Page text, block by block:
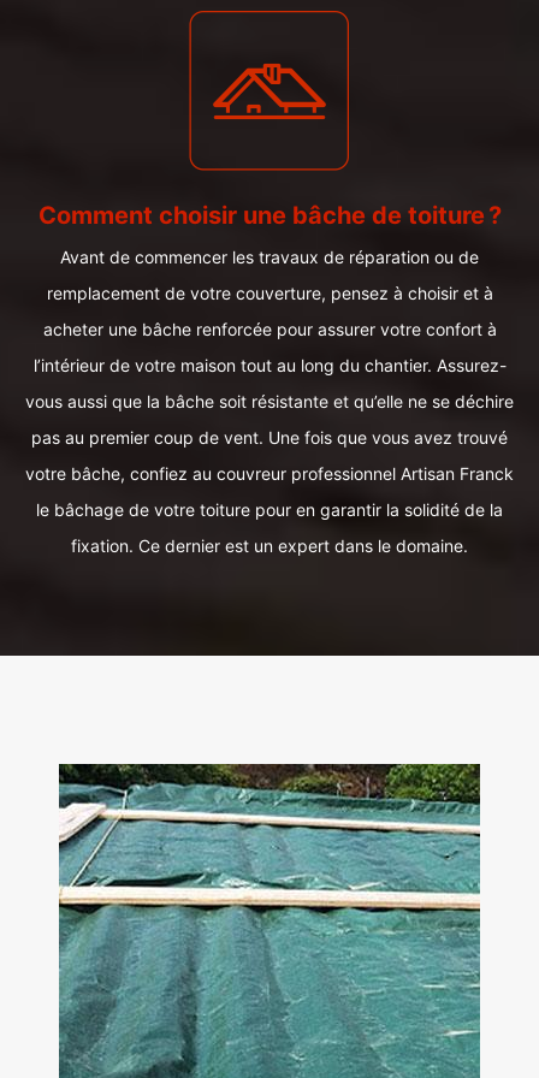
Comment choisir une bâche de toiture ?
Avant de commencer les travaux de réparation ou de
remplacement de votre couverture, pensez à choisir et à
acheter une bâche renforcée pour assurer votre confort à
l’intérieur de votre maison tout au long du chantier. Assurez-
vous aussi que la bâche soit résistante et qu’elle ne se déchire
pas au premier coup de vent. Une fois que vous avez trouvé
votre bâche, confiez au couvreur professionnel Artisan Franck
le bâchage de votre toiture pour en garantir la solidité de la
fixation. Ce dernier est un expert dans le domaine.